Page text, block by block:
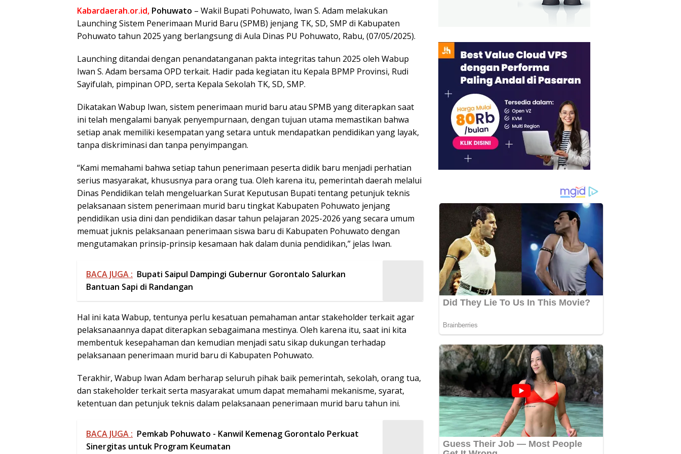
Kabardaerah.or.id, Pohuwato – Wakil Bupati Pohuwato, Iwan S. Adam melakukan
Launching Sistem Penerimaan Murid Baru (SPMB) jenjang TK, SD, SMP di Kabupaten
Pohuwato tahun 2025 yang berlangsung di Aula Dinas PU Pohuwato, Rabu, (07/05/2025).
Launching ditandai dengan penandatanganan pakta integritas tahun 2025 oleh Wabup
Iwan S. Adam bersama OPD terkait. Hadir pada kegiatan itu Kepala BPMP Provinsi, Rudi
Sayifulah, pimpinan OPD, serta Kepala Sekolah TK, SD, SMP.
Dikatakan Wabup Iwan, sistem penerimaan murid baru atau SPMB yang diterapkan saat
ini telah mengalami banyak penyempurnaan, dengan tujuan utama memastikan bahwa
setiap anak memiliki kesempatan yang setara untuk mendapatkan pendidikan yang layak,
tanpa diskriminasi dan tanpa penyimpangan.
“Kami memahami bahwa setiap tahun penerimaan peserta didik baru menjadi perhatian
serius masyarakat, khususnya para orang tua. Oleh karena itu, pemerintah daerah melalui
Dinas Pendidikan telah mengeluarkan Surat Keputusan Bupati tentang petunjuk teknis
pelaksanaan sistem penerimaan murid baru tingkat Kabupaten Pohuwato jenjang
pendidikan usia dini dan pendidikan dasar tahun pelajaran 2025-2026 yang secara umum
memuat juknis pelaksanaan penerimaan siswa baru di Kabupaten Pohuwato dengan
mengutamakan prinsip-prinsip kesamaan hak dalam dunia pendidikan,” jelas Iwan.
BACA JUGA : Bupati Saipul Dampingi Gubernur Gorontalo Salurkan
Bantuan Sapi di Randangan
Hal ini kata Wabup, tentunya perlu kesatuan pemahaman antar stakeholder terkait agar
pelaksanaannya dapat diterapkan sebagaimana mestinya. Oleh karena itu, saat ini kita
membentuk kesepahaman dan kemudian menjadi satu sikap dukungan terhadap
pelaksanaan penerimaan murid baru di Kabupaten Pohuwato.
Terakhir, Wabup Iwan Adam berharap seluruh pihak baik pemerintah, sekolah, orang tua,
dan stakeholder terkait serta masyarakat umum dapat memahami mekanisme, syarat,
ketentuan dan petunjuk teknis dalam pelaksanaan penerimaan murid baru tahun ini.
BACA JUGA : Pemkab Pohuwato - Kanwil Kemenag Gorontalo Perkuat
Sinergitas untuk Program Keumatan